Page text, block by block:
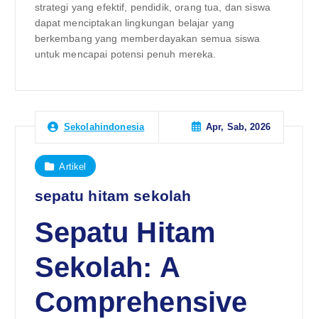
strategi yang efektif, pendidik, orang tua, dan siswa
dapat menciptakan lingkungan belajar yang
berkembang yang memberdayakan semua siswa
untuk mencapai potensi penuh mereka.
Sekolahindonesia Apr, Sab, 2026
Artikel
sepatu hitam sekolah
Sepatu Hitam
Sekolah: A
Comprehensive